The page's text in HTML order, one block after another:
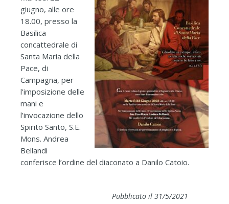
giugno, alle ore
18.00, presso la
Basilica
concattedrale di
Santa Maria della
Pace, di
Campagna, per
l’imposizione delle
mani e
l’invocazione dello
Spirito Santo, S.E.
Mons. Andrea
Bellandi
conferisce l’ordine del diaconato a Danilo Catoio.
Pubblicato il 31/5/2021